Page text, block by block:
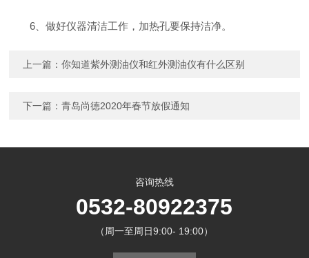
6、做好仪器清洁工作，加热孔要保持洁净。
上一篇：你知道紫外测油仪和红外测油仪有什么区别
下一篇：青岛尚德2020年春节放假通知
咨询热线
0532-80922375
（周一至周日9:00- 19:00）